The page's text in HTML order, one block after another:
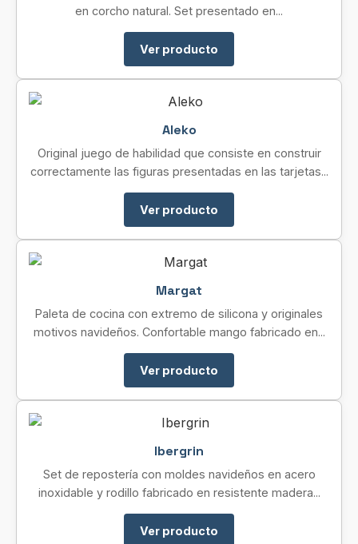
en corcho natural. Set presentado en...
Ver producto
Aleko
Original juego de habilidad que consiste en construir
correctamente las figuras presentadas en las tarjetas...
Ver producto
Margat
Paleta de cocina con extremo de silicona y originales
motivos navideños. Confortable mango fabricado en...
Ver producto
Ibergrin
Set de repostería con moldes navideños en acero
inoxidable y rodillo fabricado en resistente madera...
Ver producto